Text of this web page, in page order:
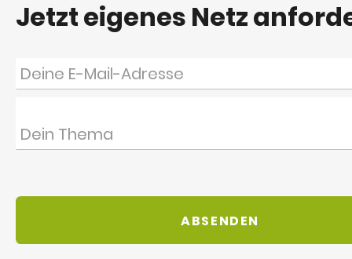
Jetzt eigenes Netz